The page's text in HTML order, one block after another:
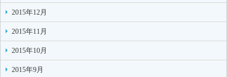
2015年12月
2015年11月
2015年10月
2015年9月